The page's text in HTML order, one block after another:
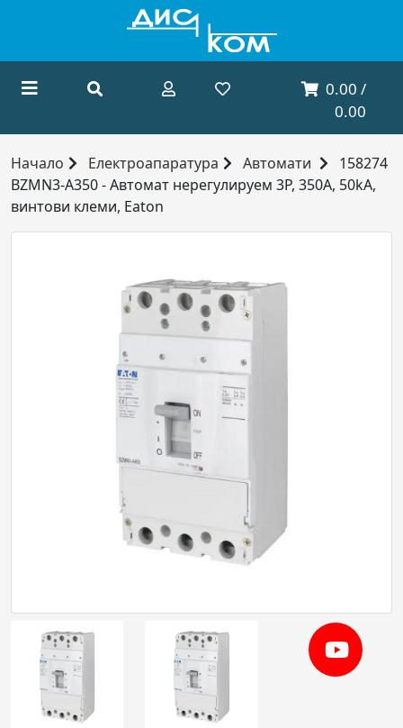
0.00 /
0.00
Начало Електроапаратура Автомати
158274
BZMN3-A350 - Автомат нерегулируем 3P, 350А, 50kA,
винтови клеми, Eaton